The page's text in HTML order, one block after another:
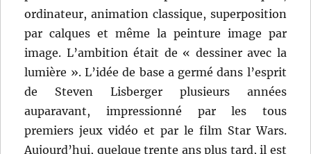
ordinateur, animation classique, superposition
par calques et même la peinture image par
image. L’ambition était de « dessiner avec la
lumière ». L’idée de base a germé dans l’esprit
de Steven Lisberger plusieurs années
auparavant, impressionné par les tous
premiers jeux vidéo et par le film Star Wars.
Aujourd’hui, quelque trente ans plus tard, il est